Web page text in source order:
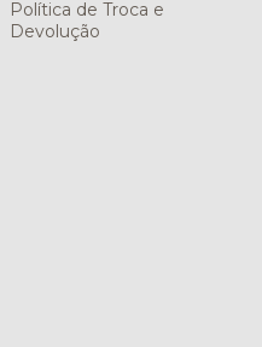
Política de Troca e
Devolução